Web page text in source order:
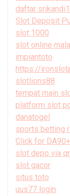
daftar
Slot Deposit
slot 1000
slot online
impiantoto
https://
slotlions88
tempat main
platform slot
danatogel
sports betting
Click for
slot depo via
slot gacor
situs toto
uus77 login